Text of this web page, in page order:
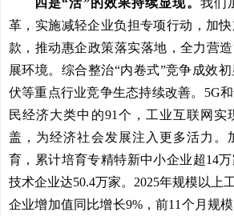
革，实施减轻企业负担专项行动，加
款，推动惠企政策落实落地，全力营
展环境。综合整治“内卷式”竞争成效
伏等重点行业竞争生态持续改善。5G
民经济大类中的91个，工业互联网实
盖，为经济社会发展注入更多活力。
育，累计培育专精特新中小企业超14
技术企业达50.4万家。2025年规模以上
企业增加值同比增长9%，前11个月规